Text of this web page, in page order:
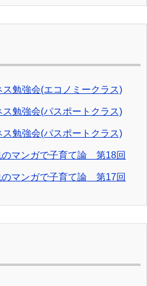
勉強会(エコノミークラス)
勉強会(パスポートクラス)
勉強会(パスポートクラス)
のマンガで子育て論 第18回
のマンガで子育て論 第17回